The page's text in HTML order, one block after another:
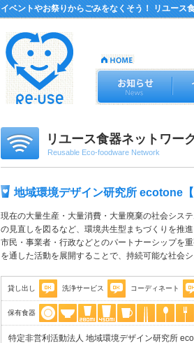
イベントやお祭りからごみをなくそう！ リユース
リユース食器ネットワー
Reusable Eco-foodware Network
地域環境デザイン研究所 ecotone
現在の大量生産・大量消費・大量廃棄の社会シス
の見直しを図るなど、環境共生型まちづくりを推進
市民・事業者・行政などとのパートナーシップを
を通した活動を展開することで、持続可能な社会
貸し出し 洗浄サービス コーディネート
保有食器
特定非営利活動法人 地域環境デザイン研究所